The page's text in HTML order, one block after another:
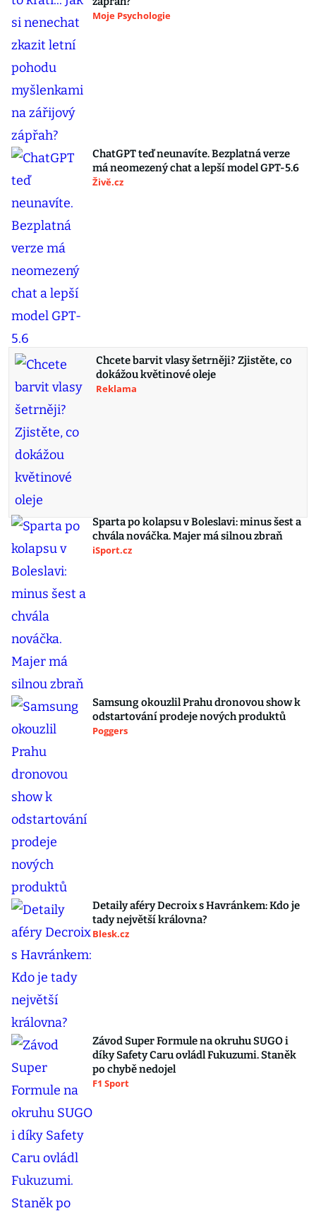
Moje Psychologie
ChatGPT teď neunavíte. Bezplatná verze
má neomezený chat a lepší model GPT-5.6
Živě.cz
Chcete barvit vlasy šetrněji? Zjistěte, co
dokážou květinové oleje
Reklama
Sparta po kolapsu v Boleslavi: minus šest a
chvála nováčka. Majer má silnou zbraň
iSport.cz
Samsung okouzlil Prahu dronovou show k
odstartování prodeje nových produktů
Poggers
Detaily aféry Decroix s Havránkem: Kdo je
tady největší královna?
Blesk.cz
Závod Super Formule na okruhu SUGO i
díky Safety Caru ovládl Fukuzumi. Staněk
po chybě nedojel
F1 Sport